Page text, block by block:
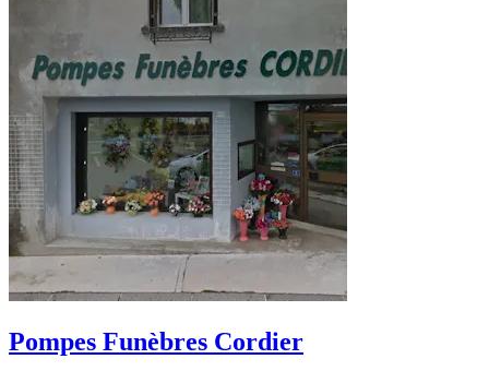
Pompes Funèbres Cordier